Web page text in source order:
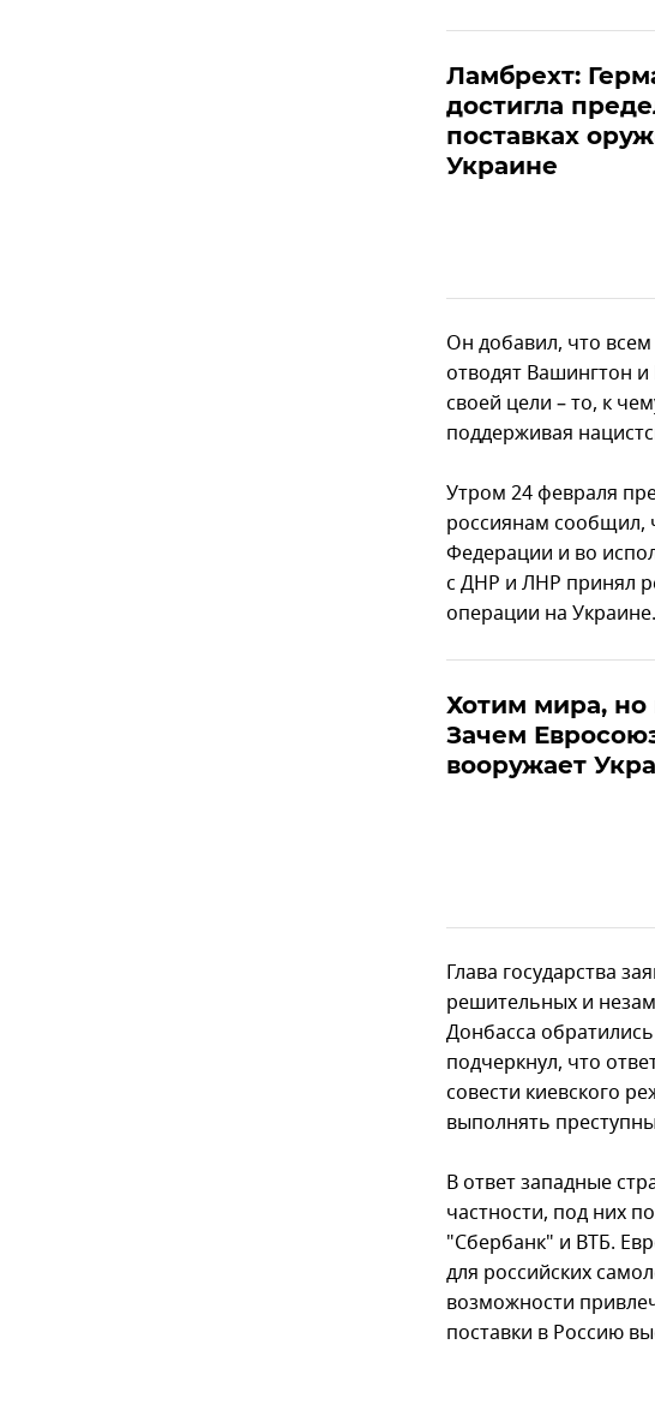
Ламбрехт:
достигла
поставках
Украине
Он добавил, что
отводят Вашингтон
своей цели – то, к
поддерживая
Утром 24 февраля
россиянам сообщил,
Федерации и во
с ДНР и ЛНР принял
операции на Украине.
Хотим мира, но
Зачем
вооружает
Глава государства
решительных и
Донбасса
подчеркнул, что
совести киевского
выполнять
В ответ западные
частности, под них
"Сбербанк" и ВТБ.
для российских
возможности
поставки в Россию